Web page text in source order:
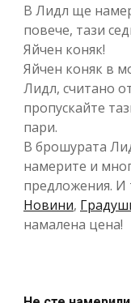
В Лидл ще
повече, тази
Яйчен коняк!
Яйчен коняк в
Лидл, считано
пропускайте
пари.
В брошурата
намерите и
предложения. И
Новини,
намалена цена!